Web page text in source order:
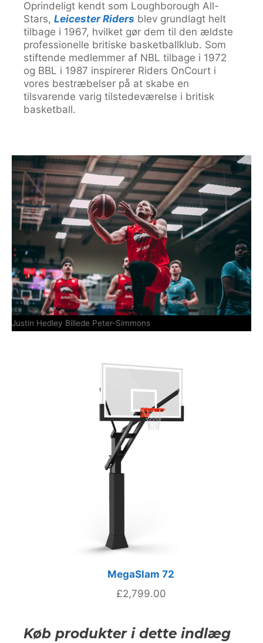
Justin Hedley Billede Peter-Simmons
Oprindeligt kendt som Loughborough All-
Stars, Leicester Riders blev grundlagt helt
tilbage i 1967, hvilket gør dem til den ældste
professionelle britiske basketballklub. Som
stiftende medlemmer af NBL tilbage i 1972
og BBL i 1987 inspirerer Riders OnCourt i
vores bestræbelser på at skabe en
tilsvarende varig tilstedeværelse i britisk
basketball.
MegaSlam 72
£2,799.00
Køb produkter i dette indlæg